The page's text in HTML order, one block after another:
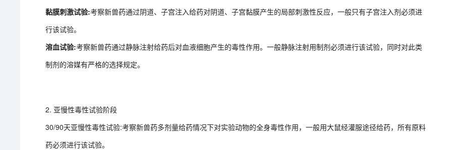
黏膜刺激试验:考察新兽药通过阴道、子宫注入给药对阴道、子宫黏膜产生的局部刺激性反应，一般只有子宫注入剂必须进
行该试验。
溶血试验:考察新兽药通过静脉注射给药后对血液细胞产生的毒性作用。一般静脉注射用制剂必须进行该试验，同时对此类
制剂的溶媒有严格的选择规定。
2. 亚慢性毒性试验阶段
30/90天亚慢性毒性试验:考察新兽药多剂量给药情况下对实验动物的全身毒性作用，一般用大鼠经灌服途径给药，所有原料
药必须进行该试验。